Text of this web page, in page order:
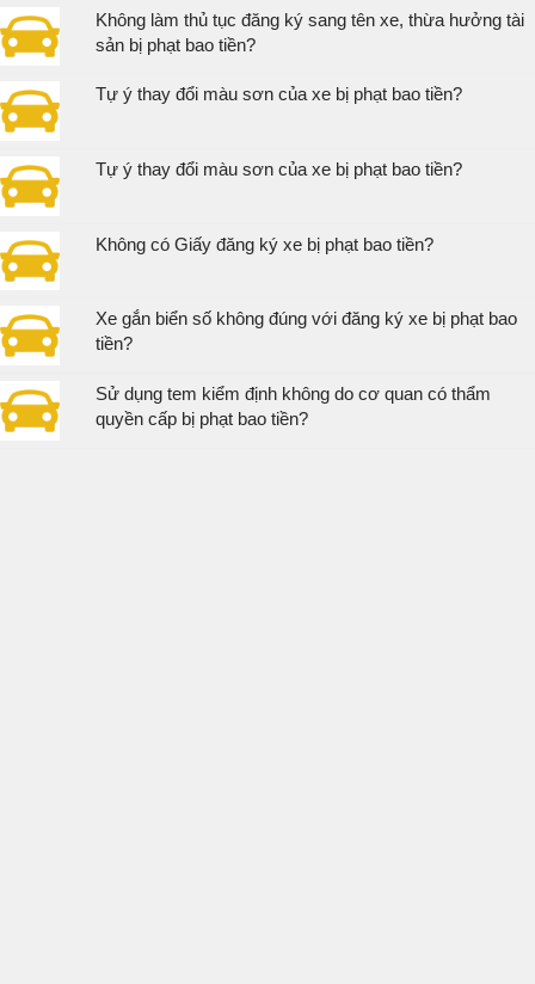
Không làm thủ tục đăng ký sang tên xe, thừa hưởng tài
sản bị phạt bao tiền?
Tự ý thay đổi màu sơn của xe bị phạt bao tiền?
Tự ý thay đổi màu sơn của xe bị phạt bao tiền?
Không có Giấy đăng ký xe bị phạt bao tiền?
Xe gắn biển số không đúng với đăng ký xe bị phạt bao
tiền?
Sử dụng tem kiểm định không do cơ quan có thẩm
quyền cấp bị phạt bao tiền?